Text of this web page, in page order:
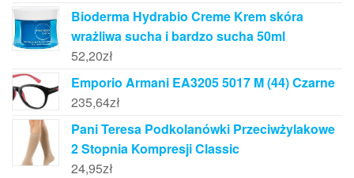
Bioderma Hydrabio Creme Krem skóra
wrażliwa sucha i bardzo sucha 50ml
52,20zł
Emporio Armani EA3205 5017 M (44) Czarne
235,64zł
Pani Teresa Podkolanówki Przeciwżylakowe
2 Stopnia Kompresji Classic
24,95zł